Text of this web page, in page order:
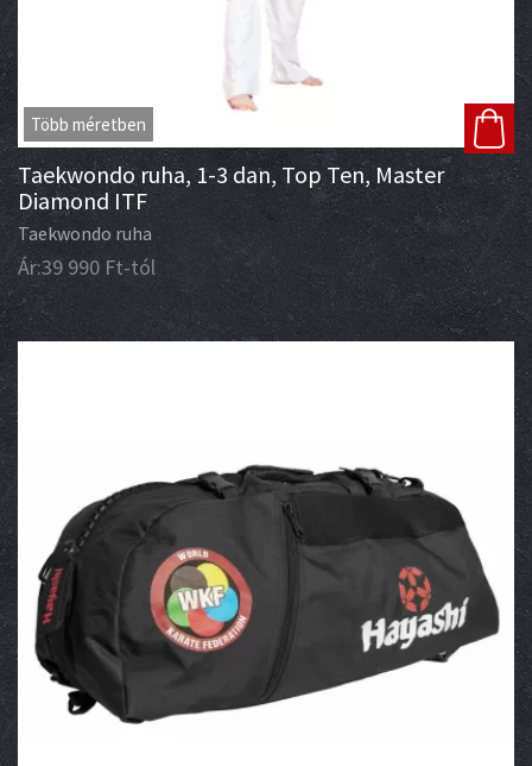
Több méretben
Taekwondo ruha, 1-3 dan, Top Ten, Master
Diamond ITF
Taekwondo ruha
Ár:39 990 Ft-tól